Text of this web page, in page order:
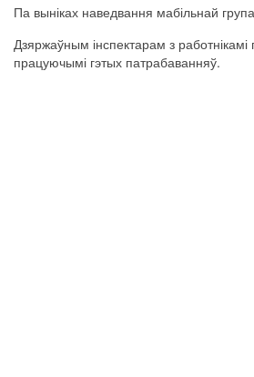
Па выніках наведвання мабільнай
Дзяржаўным інспектарам з
працуючымі гэтых патрабаванняў.